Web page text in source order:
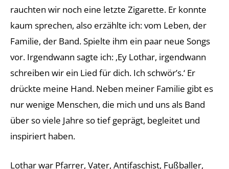
rauchten wir noch eine letzte Zigarette. Er konnte
kaum sprechen, also erzählte ich: vom Leben, der
Familie, der Band. Spielte ihm ein paar neue Songs
vor. Irgendwann sagte ich: ‚Ey Lothar, irgendwann
schreiben wir ein Lied für dich. Ich schwör’s.‘ Er
drückte meine Hand. Neben meiner Familie gibt es
nur wenige Menschen, die mich und uns als Band
über so viele Jahre so tief geprägt, begleitet und
inspiriert haben.
Lothar war Pfarrer, Vater, Antifaschist, Fußballer,